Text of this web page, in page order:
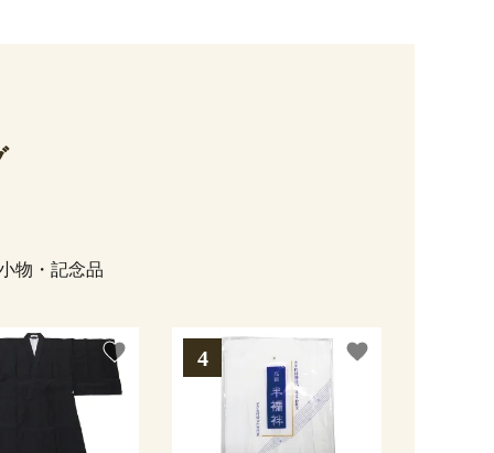
物・記念品
favorite favorite